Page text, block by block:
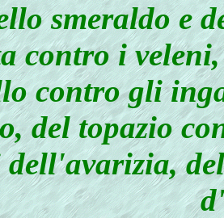
smeraldo e
contro i
contro gli
del topazio